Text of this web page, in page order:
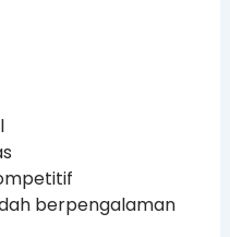
berpengalaman